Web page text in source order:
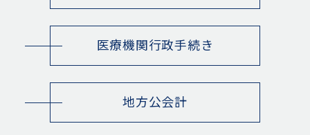
医療機関行政手続き
地方公会計